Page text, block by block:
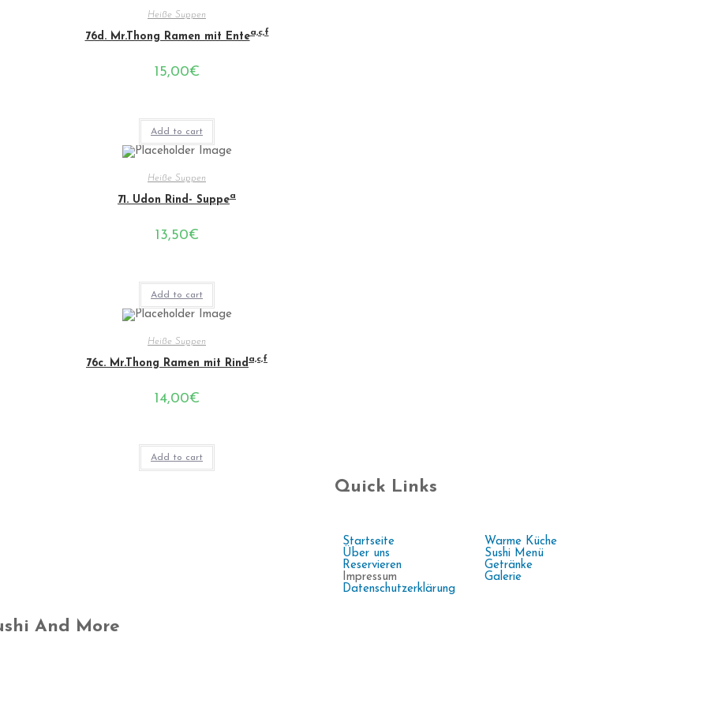
Heiße Suppen
76d. Mr.Thong Ramen mit Entea,c,f
15,00€
Add to cart
Heiße Suppen
71. Udon Rind- Suppea
13,50€
Add to cart
Heiße Suppen
76c. Mr.Thong Ramen mit Rind a,c,f
14,00€
Add to cart
Quick Links
Startseite
Über uns
Reservieren
Impressum
Datenschutzerklärung
Warme Küche
Sushi Menü
Getränke
Galerie
And More